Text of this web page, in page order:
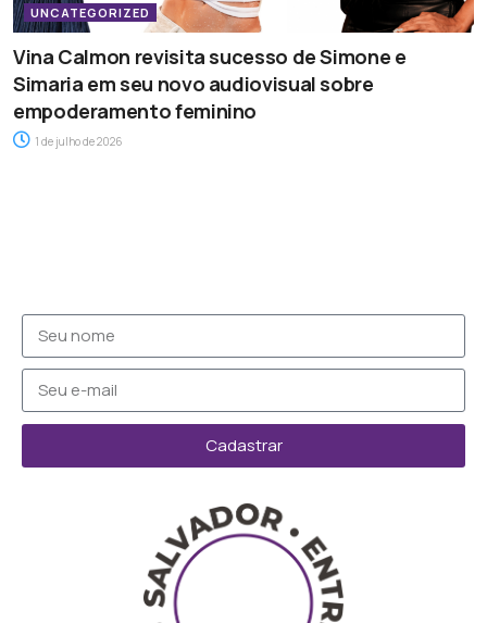
UNCATEGORIZED
Vina Calmon revisita sucesso de Simone e
Simaria em seu novo audiovisual sobre
empoderamento feminino
1 de julho de 2026
Cadastrar